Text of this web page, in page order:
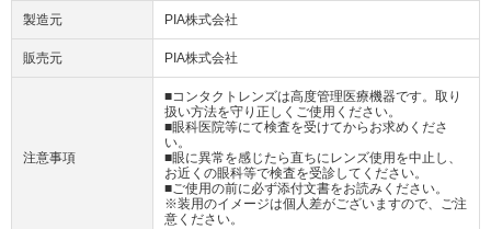
製造元 PIA株式会社
販売元 PIA株式会社
注意事項
■コンタクトレンズは高度管理医療機器です。取り
扱い方法を守り正しくご使用ください。
■眼科医院等にて検査を受けてからお求めくださ
い。
■眼に異常を感じたら直ちにレンズ使用を中止し、
お近くの眼科等で検査を受診してください。
■ご使用の前に必ず添付文書をお読みください。
※装用のイメージは個人差がございますので、ご注
意ください。